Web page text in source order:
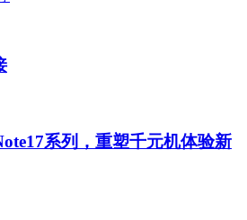
系列，重塑千元机体验新